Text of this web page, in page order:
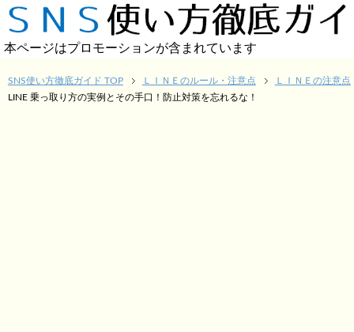
本ページはプロモーションが含まれています
SNS使い方徹底ガイド TOP ＬＩＮＥのルール・注意点
ＬＩＮＥの注意点
LINE 乗っ取り方の実例とその手口！防止対策を忘れるな！